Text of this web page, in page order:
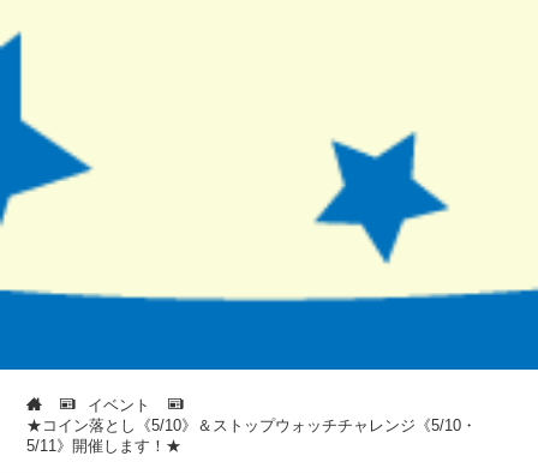
イベント
★コイン落とし《5/10》＆ストップウォッチチャレンジ《5/10・
5/11》開催します！★